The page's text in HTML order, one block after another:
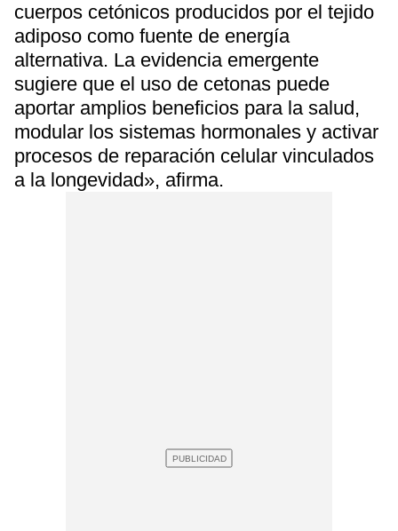
cuerpos cetónicos producidos por el tejido
adiposo como fuente de energía
alternativa. La evidencia emergente
sugiere que el uso de cetonas puede
aportar amplios beneficios para la salud,
modular los sistemas hormonales y activar
procesos de reparación celular vinculados
a la longevidad», afirma.